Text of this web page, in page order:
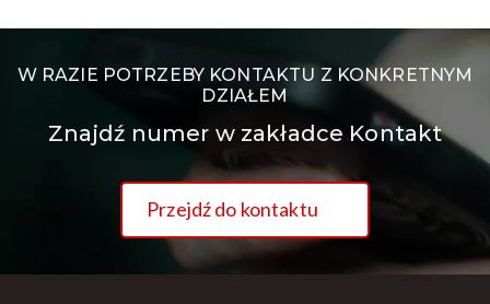
W RAZIE POTRZEBY KONTAKTU Z KONKRETNYM
DZIAŁEM
Znajdź numer w zakładce Kontakt
Przejdź do kontaktu